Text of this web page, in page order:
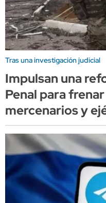
Tras una investigación judicial
Impulsan una
Penal para
mercenarios y